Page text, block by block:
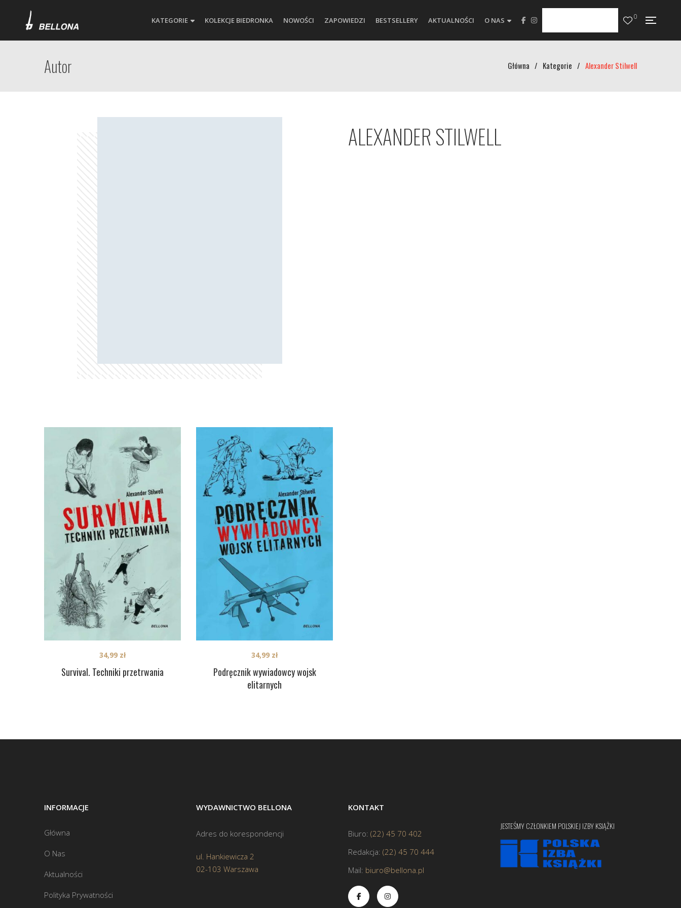
KATEGORIE KOLEKCJE BIEDRONKA NOWOŚCI ZAPOWIEDZI BESTSELLERY AKTUALNOŚCI O NAS 0
Autor Główna / Kategorie / Alexander Stilwell
ALEXANDER STILWELL
Survival. Techniki przetrwania
34,99 zł
Podręcznik wywiadowcy wojsk
elitarnych
34,99 zł
INFORMACJE
Główna
O Nas
Aktualności
Polityka Prywatności
WYDAWNICTWO BELLONA
Adres do korespondencji
ul. Hankiewicza 2
02-103 Warszawa
KONTAKT
Biuro: (22) 45 70 402
Redakcja: (22) 45 70 444
Mail: biuro@bellona.pl
JESTEŚMY CZŁONKIEM POLSKIEJ IZBY KSIĄŻKI